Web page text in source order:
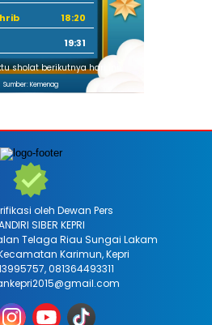
18:20
19:31
sholat berikutnya hari ini.
Sumber: Kemenag
oleh Dewan Pers
SIBER KEPRI
Telaga Riau Sungai Lakam
Karimun, Kepri
081364493311